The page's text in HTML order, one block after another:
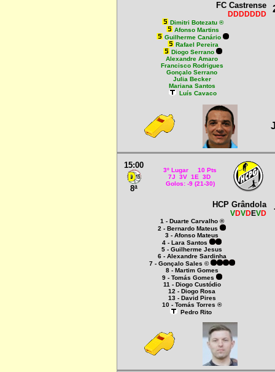
FC Castrense
DDDDDDD
Dimitri Botezatu ®
Afonso Martins
Guilherme Canário
Rafael Pereira
Diogo Serrano
Alexandre Amaro
Francisco Rodrigues
Gonçalo Serrano
Julia Becker
Mariana Santos
Luís Cavaco
15:00
8ª
3º Lugar 10 Pts
7J 3V 1E 3D
Golos: -9 (21-30)
HCP Grândola
VDVDEVD
1 - Duarte Carvalho ®
2 - Bernardo Mateus
3 - Afonso Mateus
4 - Lara Santos
5 - Guilherme Jesus
6 - Alexandre Sardinha
7 - Gonçalo Sales ©
8 - Martim Gomes
9 - Tomás Gomes
11 - Diogo Custódio
12 - Diogo Rosa
13 - David Pires
10 - Tomás Torres ®
Pedro Rito